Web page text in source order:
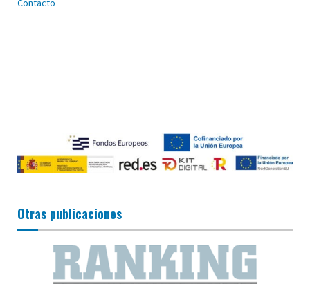
Contacto
Otras publicaciones